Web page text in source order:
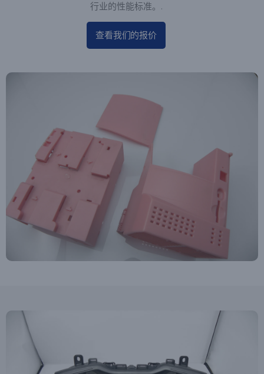
行业的性能标准。.
查看我们的报价